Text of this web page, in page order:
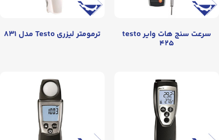
سرعت سنج هات وایر testo
۴۲۵
ترمومتر لیزری Testo مدل ۸۳۱